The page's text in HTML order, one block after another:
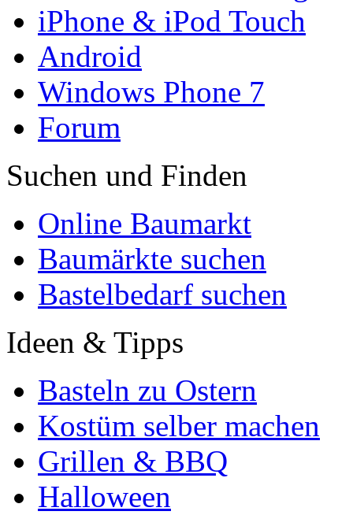
iPhone & iPod Touch
Android
Windows Phone 7
Forum
Suchen und Finden
Online Baumarkt
Baumärkte suchen
Bastelbedarf suchen
Ideen & Tipps
Basteln zu Ostern
Kostüm selber machen
Grillen & BBQ
Halloween